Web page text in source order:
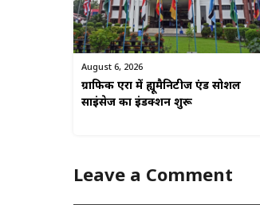
August 6, 2026
ग्राफिक एरा में ह्यूमैनिटीज एंड सोशल
साइंसेज का इंडक्शन शुरू
Leave a Comment